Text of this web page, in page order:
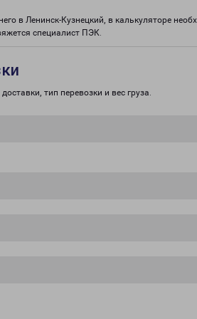
в Ленинск-Кузнецкий, в калькуляторе
специалист ПЭК.
тип перевозки и вес груза.